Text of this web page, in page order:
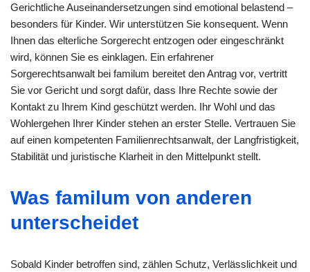
Gerichtliche Auseinandersetzungen sind emotional belastend –
besonders für Kinder. Wir unterstützen Sie konsequent. Wenn
Ihnen das elterliche Sorgerecht entzogen oder eingeschränkt
wird, können Sie es einklagen. Ein erfahrener
Sorgerechtsanwalt bei familum bereitet den Antrag vor, vertritt
Sie vor Gericht und sorgt dafür, dass Ihre Rechte sowie der
Kontakt zu Ihrem Kind geschützt werden. Ihr Wohl und das
Wohlergehen Ihrer Kinder stehen an erster Stelle. Vertrauen Sie
auf einen kompetenten Familienrechtsanwalt, der Langfristigkeit,
Stabilität und juristische Klarheit in den Mittelpunkt stellt.
Was familum von anderen
unterscheidet
Sobald Kinder betroffen sind, zählen Schutz, Verlässlichkeit und